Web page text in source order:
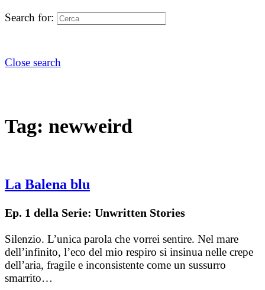
Search for:
Close search
Tag: newweird
La Balena blu
Ep. 1 della Serie: Unwritten Stories
Silenzio. L’unica parola che vorrei sentire. Nel mare
dell’infinito, l’eco del mio respiro si insinua nelle crepe
dell’aria, fragile e inconsistente come un sussurro
smarrito…